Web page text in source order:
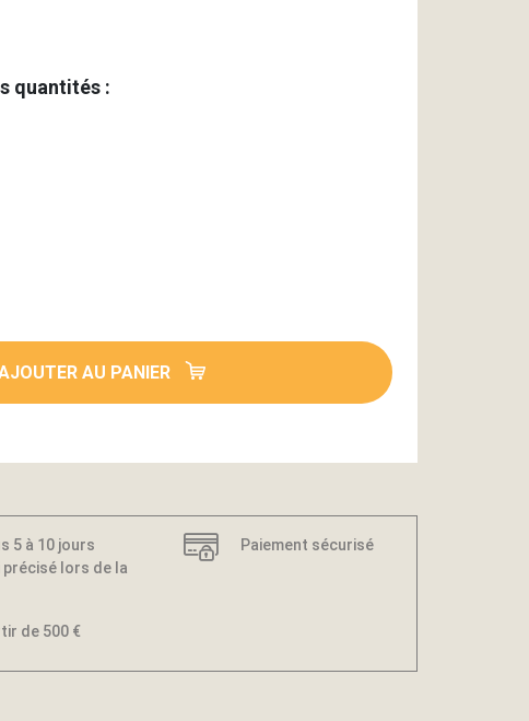
quantités :
AU PANIER
5 à 10 jours
lors de la
Paiement sécurisé
de 500 €